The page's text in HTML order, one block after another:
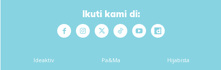
Spray/ siram pagi2 nah..selalu pokok bunga sy spray,
pokok sayur sy siram..
Ikuti kami di:
Ideaktiv Pa&Ma Hijabista